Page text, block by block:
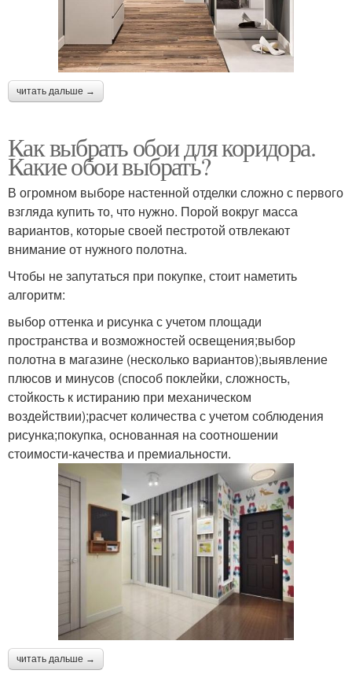
читать дальше →
Как выбрать обои для коридора.
Какие обои выбрать?
В огромном выборе настенной отделки сложно с первого
взгляда купить то, что нужно. Порой вокруг масса
вариантов, которые своей пестротой отвлекают
внимание от нужного полотна.
Чтобы не запутаться при покупке, стоит наметить
алгоритм:
выбор оттенка и рисунка с учетом площади
пространства и возможностей освещения;выбор
полотна в магазине (несколько вариантов);выявление
плюсов и минусов (способ поклейки, сложность,
стойкость к истиранию при механическом
воздействии);расчет количества с учетом соблюдения
рисунка;покупка, основанная на соотношении
стоимости-качества и премиальности.
читать дальше →